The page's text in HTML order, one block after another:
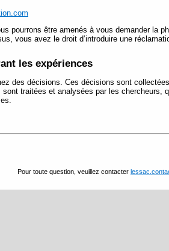
pourrons être amenés à vous demander la
vous avez le droit d’introduire une
les expériences
des décisions. Ces décisions sont
traitées et analysées par les chercheurs,
Pour toute question, veuillez contacter